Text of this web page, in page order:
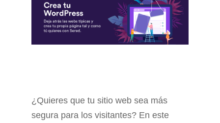
¿Quieres que tu sitio web sea más
segura para los visitantes? En este